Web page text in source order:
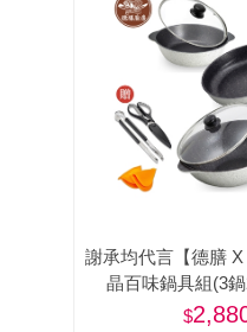
謝承均代言【德膳
晶百味鍋具組(3